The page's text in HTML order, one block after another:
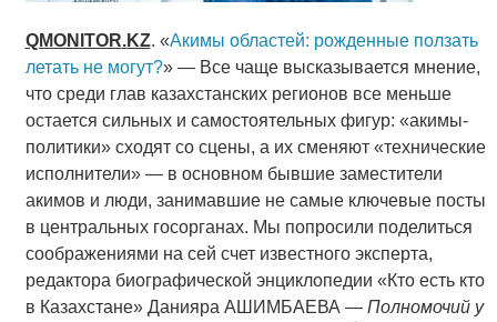
QMONITOR.KZ. «Акимы областей: рожденные ползать
летать не могут?» — Все чаще высказывается мнение,
что среди глав казахстанских регионов все меньше
остается сильных и самостоятельных фигур: «акимы-
политики» сходят со сцены, а их сменяют «технические
исполнители» — в основном бывшие заместители
акимов и люди, занимавшие не самые ключевые посты
в центральных госорганах. Мы попросили поделиться
соображениями на сей счет известного эксперта,
редактора биографической энциклопедии «Кто есть кто
в Казахстане» Данияра АШИМБАЕВА — Полномочий у